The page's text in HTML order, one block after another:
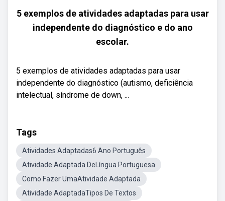
5 exemplos de atividades adaptadas para usar
independente do diagnóstico e do ano
escolar.
5 exemplos de atividades adaptadas para usar
independente do diagnóstico (autismo, deficiência
intelectual, síndrome de down, ...
Tags
Atividades Adaptadas6 Ano Português
Atividade Adaptada DeLíngua Portuguesa
Como Fazer UmaAtividade Adaptada
Atividade AdaptadaTipos De Textos